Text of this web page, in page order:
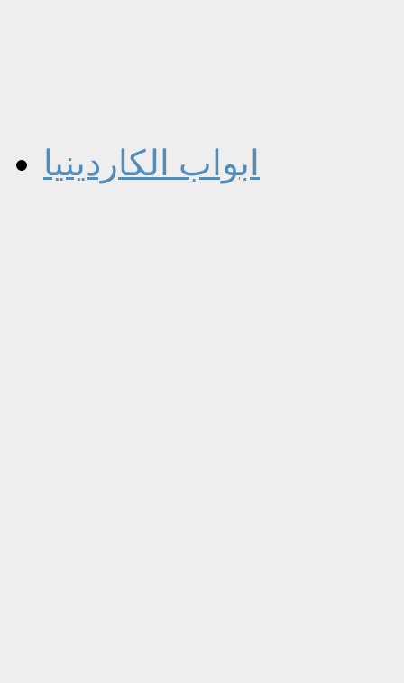
ابواب الكاردينيا